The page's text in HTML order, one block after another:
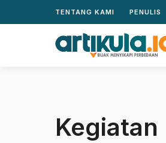
TENTANG KAMI PENULIS
Kegiatan